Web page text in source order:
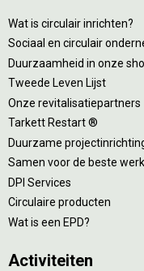
Wat is circulair inrichten?
Sociaal en circulair
Duurzaamheid in onze
Tweede Leven Lijst
Onze revitalisatiepartners
Tarkett Restart ®
Duurzame
Samen voor de beste
DPI Services
Circulaire producten
Wat is een EPD?
Activiteiten